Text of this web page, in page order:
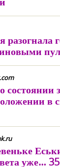
разогнала
в
уже…